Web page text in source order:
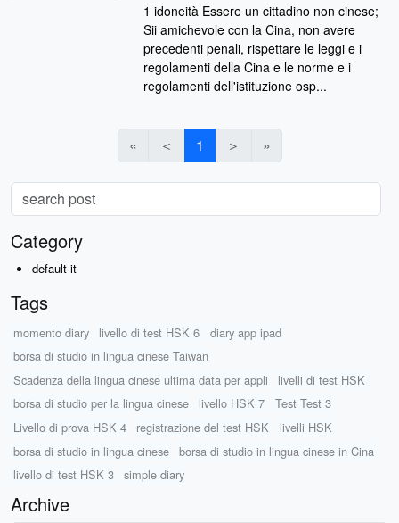
1 idoneità Essere un cittadino non cinese;
Sii amichevole con la Cina, non avere
precedenti penali, rispettare le leggi e i
regolamenti della Cina e le norme e i
regolamenti dell'istituzione osp...
« ＜ 1 ＞ »
Category
default-it
Tags
momento diary livello di test HSK 6
diary app ipad
borsa di studio in lingua cinese Taiwan
Scadenza della lingua cinese ultima data per appli
livelli di test HSK
borsa di studio per la lingua cinese
livello HSK 7
Test Test 3
Livello di prova HSK 4
registrazione del test HSK
livelli HSK
borsa di studio in lingua cinese
borsa di studio in lingua cinese in Cina
livello di test HSK 3
simple diary
Archive